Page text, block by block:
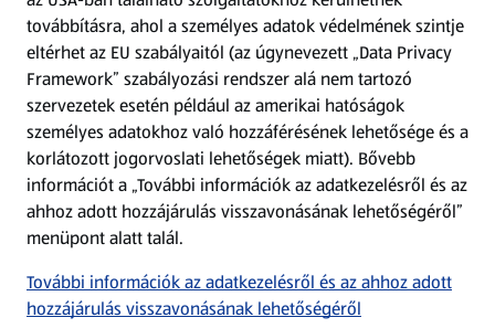
Adattörlő alkalmazás
Szervizpont
(új oldalon nyílik meg)
Fedezz fel minket az interneten!
Töltsd le az ALDI Magyarország applikációt!
továbbításra, ahol a személyes adatok védelmének szintje
eltérhet az EU szabályaitól (az úgynevezett „Data Privacy
Framework” szabályozási rendszer alá nem tartozó
szervezetek esetén például az amerikai hatóságok
személyes adatokhoz való hozzáférésének lehetősége és a
korlátozott jogorvoslati lehetőségek miatt). Bővebb
információt a „További információk az adatkezelésről és az
ahhoz adott hozzájárulás visszavonásának lehetőségéről”
menüpont alatt talál.
További információk az adatkezelésről és az ahhoz adott
hozzájárulás visszavonásának lehetőségéről